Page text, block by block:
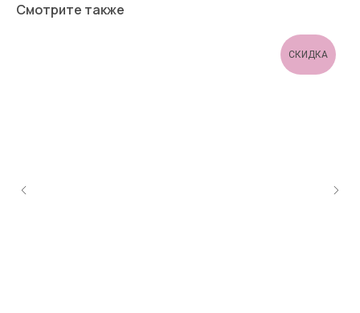
Смотрите также
СКИДКА